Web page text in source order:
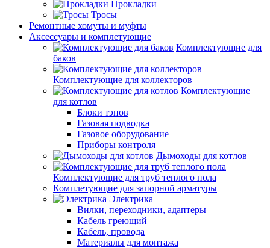
Прокладки
Тросы
Ремонтные хомуты и муфты
Аксессуары и комплетующие
Комплектующие для
баков
Комплектующие для коллекторов
Комплектующие
для котлов
Блоки тэнов
Газовая подводка
Газовое оборудование
Приборы контроля
Дымоходы для котлов
Комплектующие для труб теплого пола
Комплетующие для запорной арматуры
Электрика
Вилки, переходники, адаптеры
Кабель греющий
Кабель, провода
Материалы для монтажа